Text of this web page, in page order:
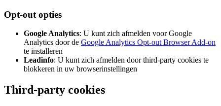
Opt-out opties
Google Analytics: U kunt zich afmelden voor Google
Analytics door de Google Analytics Opt-out Browser Add-on
te installeren
Leadinfo: U kunt zich afmelden door third-party cookies te
blokkeren in uw browserinstellingen
Third-party cookies